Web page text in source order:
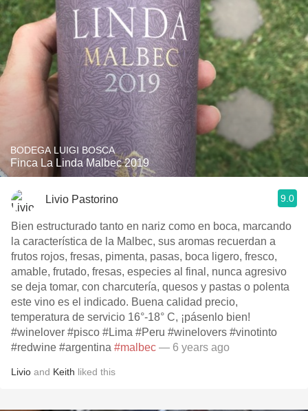
BODEGA LUIGI BOSCA
Finca La Linda Malbec 2019
Livio Pastorino 9.0
Bien estructurado tanto en nariz como en boca, marcando
la característica de la Malbec, sus aromas recuerdan a
frutos rojos, fresas, pimenta, pasas, boca ligero, fresco,
amable, frutado, fresas, especies al final, nunca agresivo
se deja tomar, con charcutería, quesos y pastas o polenta
este vino es el indicado. Buena calidad precio,
temperatura de servicio 16°-18° C, ¡pásenlo bien!
#winelover #pisco #Lima #Peru #winelovers #vinotinto
#redwine #argentina #malbec — 6 years ago
Livio and Keith liked this